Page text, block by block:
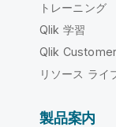
トレーニング
Qlik 学習
Qlik
リソース ライ
製品案内